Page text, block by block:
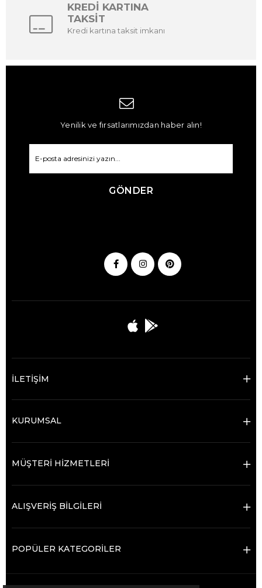
KREDİ KARTINA
TAKSİT
Kredi kartına taksit imkanı
Yenilik ve fırsatlarımızdan haber alın!
GÖNDER
İLETİŞİM
KURUMSAL
MÜŞTERİ HİZMETLERİ
ALIŞVERİŞ BİLGİLERİ
POPÜLER KATEGORİLER